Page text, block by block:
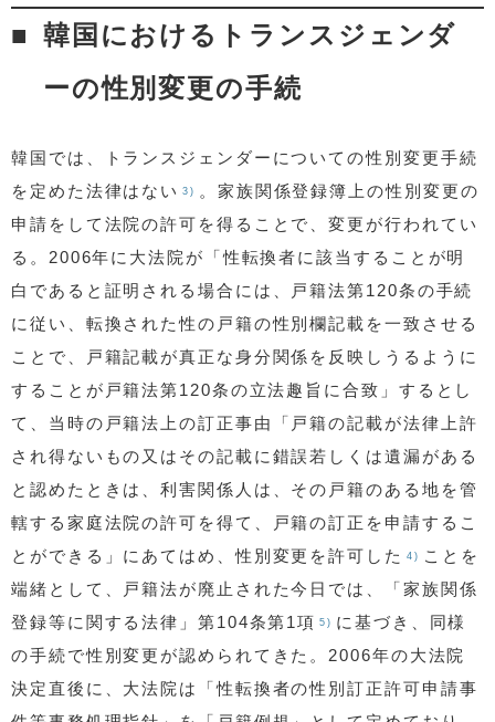
韓国におけるトランスジェンダ
ーの性別変更の手続
韓国では、トランスジェンダーについての性別変更手続
を定めた法律はない
3)
。家族関係登録簿上の性別変更の
申請をして法院の許可を得ることで、変更が行われてい
る。2006年に大法院が「性転換者に該当することが明
白であると証明される場合には、戸籍法第120条の手続
に従い、転換された性の戸籍の性別欄記載を一致させる
ことで、戸籍記載が真正な身分関係を反映しうるように
することが戸籍法第120条の立法趣旨に合致」するとし
て、当時の戸籍法上の訂正事由「戸籍の記載が法律上許
され得ないもの又はその記載に錯誤若しくは遺漏がある
と認めたときは、利害関係人は、その戸籍のある地を管
轄する家庭法院の許可を得て、戸籍の訂正を申請するこ
とができる」にあてはめ、性別変更を許可した
4)
ことを
端緒として、戸籍法が廃止された今日では、「家族関係
登録等に関する法律」第104条第1項 5) に基づき、同様
の手続で性別変更が認められてきた。2006年の大法院
決定直後に、大法院は「性転換者の性別訂正許可申請事